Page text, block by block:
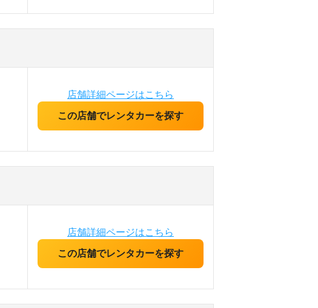
店舗詳細ページはこちら
この店舗でレンタカーを探す
店舗詳細ページはこちら
この店舗でレンタカーを探す